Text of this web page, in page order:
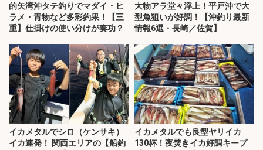
的矢湾沖タテ釣りでマダイ・ヒ
ラメ・青物など多彩釣果！【三
重】仕掛けの使い分けが奏功？
大物アラ堂々浮上！平戸沖で大
型魚狙いが好調！【沖釣り最新
情報6選・長崎／佐賀】
イカメタルでシロ（ケンサキ）
イカ連発！ 関西エリアの【船釣
イカメタルでも良型ヤリイカ
130杯！夜焚きイカ好調キープ